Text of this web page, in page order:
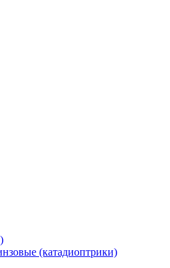
(катадиоптрики)